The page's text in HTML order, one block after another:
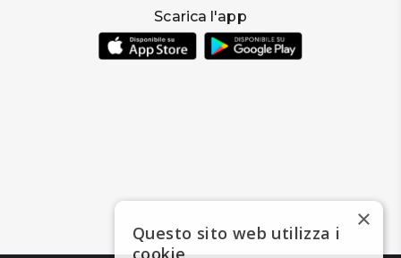
Scarica l'app
×
Questo sito web utilizza i
cookie